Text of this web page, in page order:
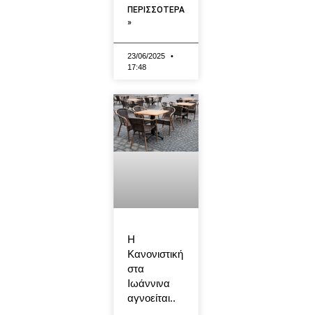
ΠΕΡΙΣΣΟΤΕΡΑ
»
23/06/2025
17:48
Η
Κανονιστική
στα
Ιωάννινα
αγνοείται..